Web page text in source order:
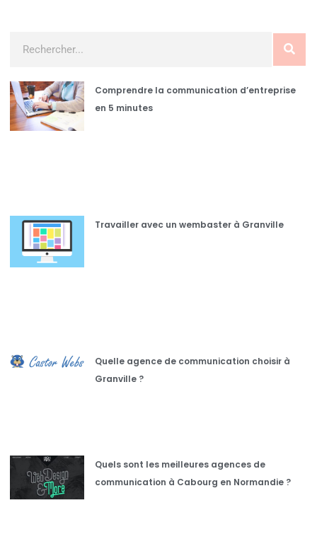
Comprendre la communication d’entreprise
en 5 minutes
Travailler avec un wembaster à Granville
Quelle agence de communication choisir à
Granville ?
Quels sont les meilleures agences de
communication à Cabourg en Normandie ?